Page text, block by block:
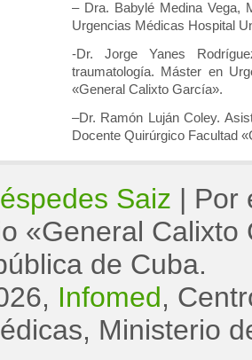
– Dra. Babylé Medina Vega,
Urgencias Médicas Hospital
-Dr. Jorge Yanes
traumatología. Máster en
«General Calixto García».
–Dr. Ramón Luján Coley.
Docente Quirúrgico Facultad
Saiz | Por
«General
de Cuba.
Infomed,
Ministerio